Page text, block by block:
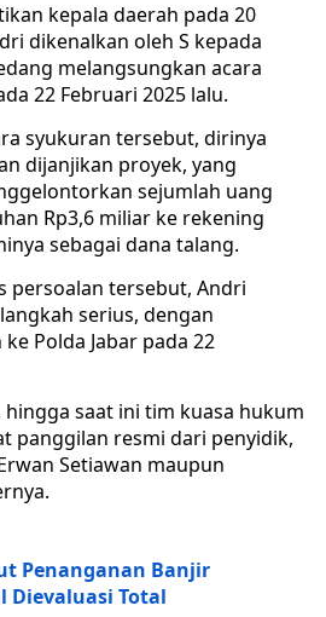
kepala daerah pada 20
dikenalkan oleh S kepada
melangsungkan acara
22 Februari 2025 lalu.
syukuran tersebut, dirinya
dijanjikan proyek, yang
sejumlah uang
Rp3,6 miliar ke rekening
sebagai dana talang.
persoalan tersebut, Andri
serius, dengan
Polda Jabar pada 22
hingga saat ini tim kuasa hukum
panggilan resmi dari penyidik,
Setiawan maupun
Penanganan Banjir
Dievaluasi Total